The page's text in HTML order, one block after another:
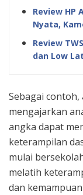
Review HP
Nyata,
Review
dan Low
Sebagai
mengajarkan
angka dapat
keterampilan
mulai
melatih
dan